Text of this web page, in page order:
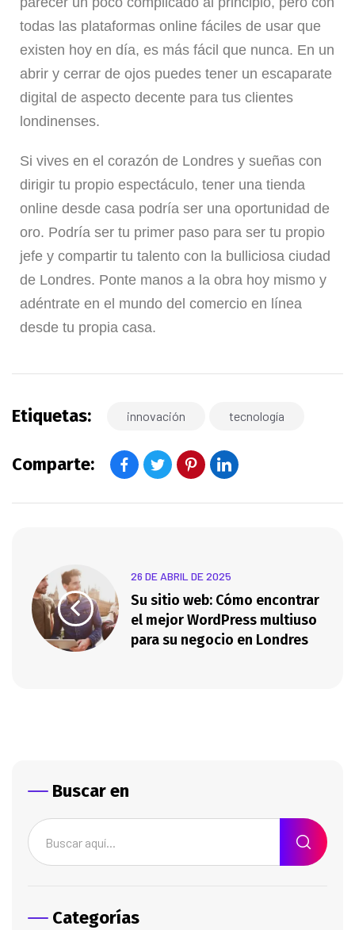
todas las plataformas online fáciles de usar que
existen hoy en día, es más fácil que nunca. En un
abrir y cerrar de ojos puedes tener un escaparate
digital de aspecto decente para tus clientes
londinenses.
Si vives en el corazón de Londres y sueñas con
dirigir tu propio espectáculo, tener una tienda
online desde casa podría ser una oportunidad de
oro. Podría ser tu primer paso para ser tu propio
jefe y compartir tu talento con la bulliciosa ciudad
de Londres. Ponte manos a la obra hoy mismo y
adéntrate en el mundo del comercio en línea
desde tu propia casa.
Etiquetas: innovación tecnología
Comparte:
26 DE ABRIL DE 2025
Su sitio web: Cómo encontrar
el mejor WordPress multiuso
para su negocio en Londres
Buscar en
Categorías